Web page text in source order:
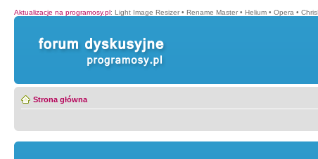
Aktualizacje na programosy.pl: Light Image Resizer • Rename Master • Helium • Opera •
Strona główna